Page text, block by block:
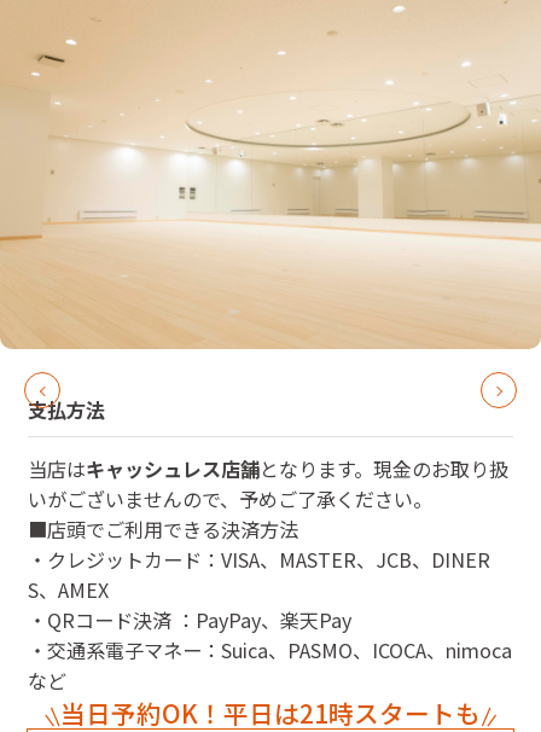
支払方法
当店はキャッシュレス店舗となります。現金のお取り扱
いがございませんので、予めご了承ください。
■店頭でご利用できる決済方法
・クレジットカード：VISA、MASTER、JCB、DINER
S、AMEX
・QRコード決済 ：PayPay、楽天Pay
・交通系電子マネー：Suica、PASMO、ICOCA、nimoca
など
当日予約OK！平日は21時スタートも